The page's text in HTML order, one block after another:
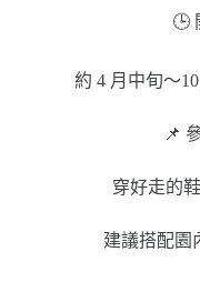
🕒
約 4 月中旬～
📌
穿好走的
建議搭配園